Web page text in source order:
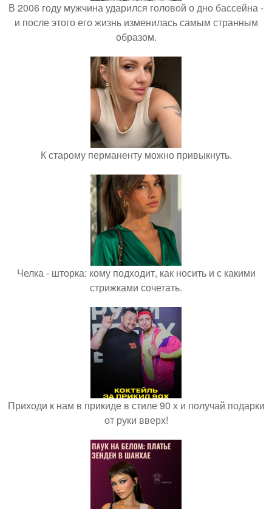
В 2006 году мужчина ударился головой о дно бассейна -
и после этого его жизнь изменилась самым странным
образом.
К старому перманенту можно привыкнуть.
Челка - шторка: кому подходит, как носить и с какими
стрижками сочетать.
Приходи к нам в прикиде в стиле 90 х и получай подарки
от руки вверх!